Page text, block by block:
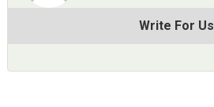
Write For Us